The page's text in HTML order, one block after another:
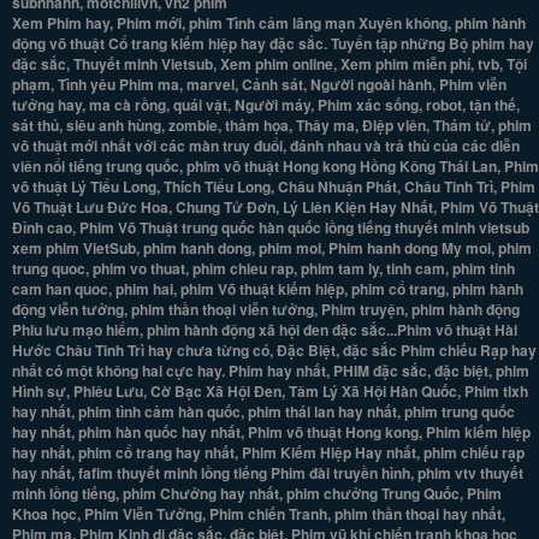
Xem Phim hay, Phim mới, phim Tình cảm lãng mạn Xuyên không, phim hành
động võ thuật Cổ trang kiếm hiệp hay đặc sắc. Tuyển tập những Bộ phim hay
đặc sắc, Thuyết minh Vietsub, Xem phim online, Xem phim miễn phí, tvb, Tội
phạm, Tình yêu Phim ma, marvel, Cảnh sát, Người ngoài hành, Phim viễn
tưởng hay, ma cà rồng, quái vật, Người máy, Phim xác sống, robot, tận thế,
sát thủ, siêu anh hùng, zombie, thảm họa, Thây ma, Điệp viên, Thám tử, phim
võ thuật mới nhất với các màn truy đuổi, đánh nhau và trả thù của các diễn
viên nổi tiếng trung quốc, phim võ thuật Hong kong Hồng Kông Thái Lan, Phim
võ thuật Lý Tiểu Long, Thích Tiểu Long, Châu Nhuận Phát, Châu Tinh Trì, Phim
Võ Thuật Lưu Đức Hoa, Chung Tử Đơn, Lý Liên Kiện Hay Nhất, Phim Võ Thuật
Đỉnh cao, Phim Võ Thuật trung quốc hàn quốc lồng tiếng thuyết minh vietsub
xem phim VietSub, phim hanh dong, phim moi, Phim hanh dong My moi, phim
trung quoc, phim vo thuat, phim chieu rap, phim tam ly, tinh cam, phim tinh
cam han quoc, phim hai, phim Võ thuật kiếm hiệp, phim cổ trang, phim hành
động viễn tưởng, phim thần thoại viễn tưởng, Phim truyện, phim hành động
Phiu lưu mạo hiểm, phim hành động xã hội đen đặc sắc...Phim võ thuật Hài
Hước Châu Tinh Trì hay chưa từng có, Đặc Biệt, đặc sắc Phim chiếu Rạp hay
nhất có một không hai cực hay. Phim hay nhất, PHIM đặc sắc, đặc biệt, phim
Hình sự, Phiêu Lưu, Cờ Bạc Xã Hội Đen, Tâm Lý Xã Hội Hàn Quốc, Phim tlxh
hay nhất, phim tình cảm hàn quốc, phim thái lan hay nhất, phim trung quốc
hay nhất, phim hàn quốc hay nhất, Phim võ thuật Hong kong, Phim kiếm hiệp
hay nhất, phim cổ trang hay nhất, Phim Kiếm Hiệp Hay nhất, phim chiếu rạp
hay nhất, fafim thuyết minh lồng tiếng Phim đài truyền hình, phim vtv thuyết
minh lồng tiếng, phim Chưởng hay nhất, phim chưởng Trung Quốc, Phim
Khoa học, Phim Viễn Tưởng, Phim chiến Tranh, phim thần thoại hay nhất,
Phim ma, Phim Kinh dị đặc sắc, đặc biệt. Phim vũ khí chiến tranh khoa học